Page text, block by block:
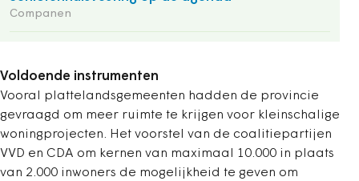
Companen
Voldoende instrumenten
Vooral plattelandsgemeenten hadden de provincie
gevraagd om meer ruimte te krijgen voor kleinschalige
woningprojecten. Het voorstel van de coalitiepartijen
VVD en CDA om kernen van maximaal 10.000 in plaats
van 2.000 inwoners de mogelijkheid te geven om